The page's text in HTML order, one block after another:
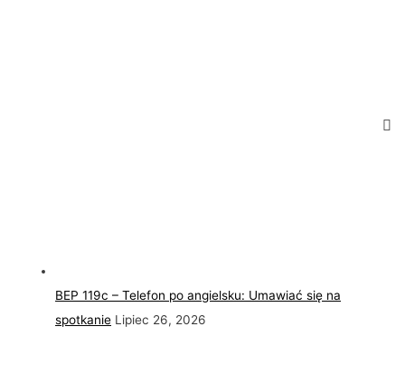
BEP 119c – Telefon po angielsku: Umawiać się na
spotkanie Lipiec 26, 2026